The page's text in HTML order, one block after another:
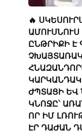
🔥
ԱՄՈՒՍՆՈՒՍ
ԸՆԹՐԻՔԻ Է
ԺՊՏԱՑԻ ԵՎ
ԿՆՈՋԸ՝
ՈՐ ԻՄ
ԷՐ ԴԱԺԱՆ